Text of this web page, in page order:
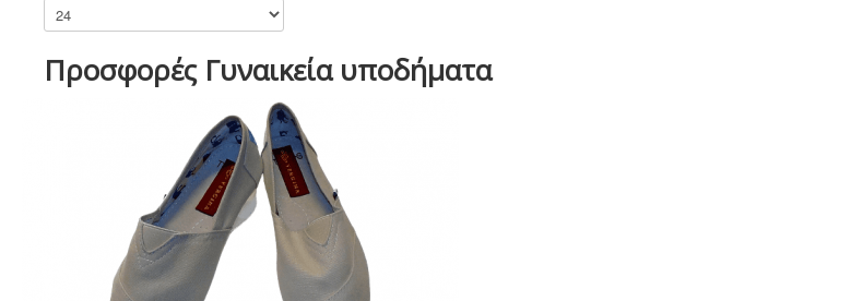
Προσφορές Γυναικεία υποδήματα